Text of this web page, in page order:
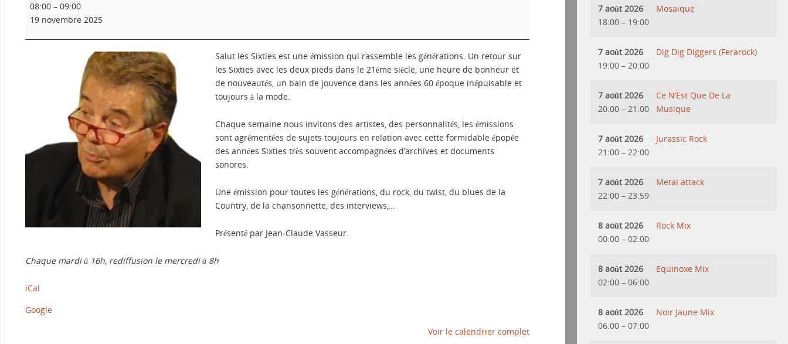
08:00 – 09:00
19 novembre 2025
Salut les Sixties est une émission qui rassemble les générations. Un retour sur
les Sixties avec les deux pieds dans le 21ème siècle, une heure de bonheur et
de nouveautés, un bain de jouvence dans les années 60 époque inépuisable et
toujours à la mode.
Chaque semaine nous invitons des artistes, des personnalités, les émissions
sont agrémentées de sujets toujours en relation avec cette formidable épopée
des années Sixties très souvent accompagnées d’archives et documents
sonores.
Une émission pour toutes les générations, du rock, du twist, du blues de la
Country, de la chansonnette, des interviews,…
Présenté par Jean-Claude Vasseur.
Chaque mardi à 16h, rediffusion le mercredi à 8h
iCal
Google
Voir le calendrier complet
7 août 2026
18:00 – 19:00
Mosaique
7 août 2026
19:00 – 20:00
Dig Dig Diggers (Ferarock)
7 août 2026
20:00 – 21:00
Ce N’Est Que De La
Musique
7 août 2026
21:00 – 22:00
Jurassic Rock
7 août 2026
22:00 – 23:59
Metal attack
8 août 2026
00:00 – 02:00
Rock Mix
8 août 2026
02:00 – 06:00
Equinoxe Mix
8 août 2026
06:00 – 07:00
Noir Jaune Mix